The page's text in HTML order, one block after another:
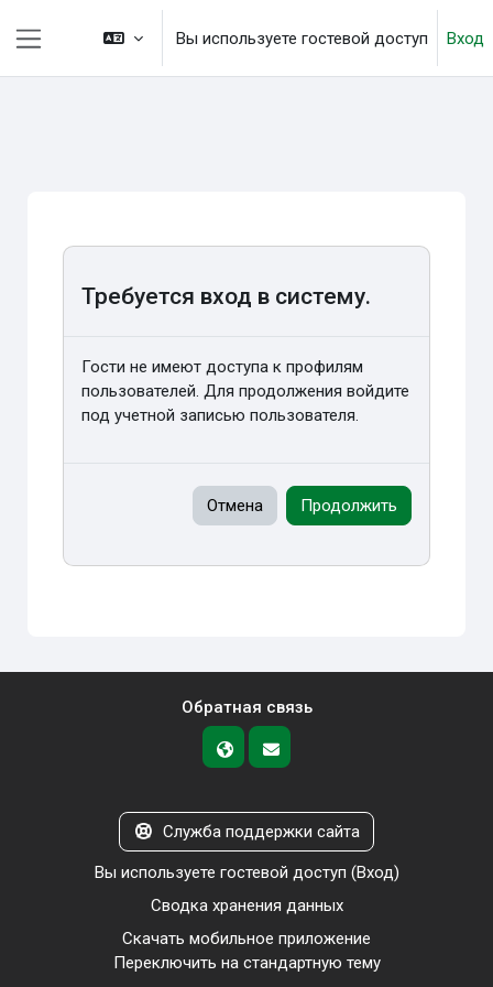
Перейти к основному содержанию
Боковая панель
Вы используете гостевой доступ Вход
Требуется вход в систему.
Гости не имеют доступа к профилям
пользователей. Для продолжения войдите
под учетной записью пользователя.
Отмена Продолжить
Обратная связь
Служба поддержки сайта
Вы используете гостевой доступ (Вход)
Сводка хранения данных
Скачать мобильное приложение
Переключить на стандартную тему